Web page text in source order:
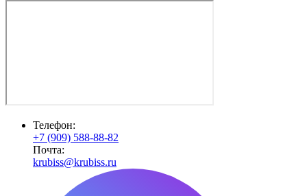
Телефон:
+7 (909) 588-88-82
Почта:
krubiss@krubiss.ru